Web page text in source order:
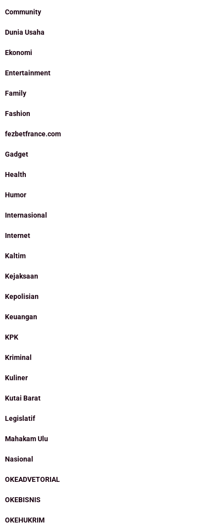
Community
Dunia Usaha
Ekonomi
Entertainment
Family
Fashion
fezbetfrance.com
Gadget
Health
Humor
Internasional
Internet
Kaltim
Kejaksaan
Kepolisian
Keuangan
KPK
Kriminal
Kuliner
Kutai Barat
Legislatif
Mahakam Ulu
Nasional
OKEADVETORIAL
OKEBISNIS
OKEHUKRIM